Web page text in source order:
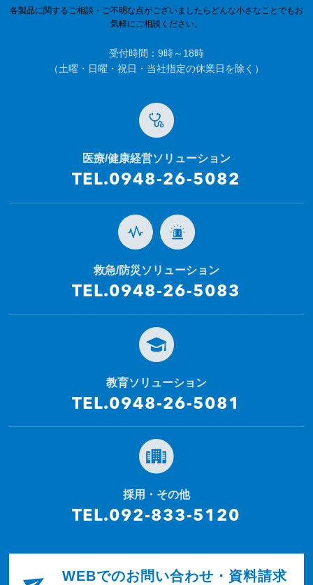
各製品に関するご相談・ご不明な点がございましたらどんな小さなことでもお
気軽にご相談ください。
受付時間：9時～18時
（土曜・日曜・祝日・当社指定の休業日を除く）
医療/健康経営ソリューション
TEL.0948-26-5082
救急/防災ソリューション
TEL.0948-26-5083
教育ソリューション
TEL.0948-26-5081
採用・その他
TEL.092-833-5120
WEBでのお問い合わせ・資料請求